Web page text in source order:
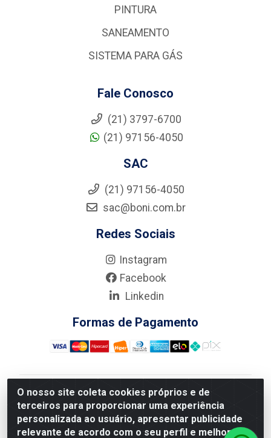
O nosso site coleta cookies próprios e de
terceiros para proporcionar uma experiência
personalizada ao usuário, apresentar publicidade
relevante de acordo com o seu perfil e melhorar a
PINTURA
SANEAMENTO
SISTEMA PARA GÁS
Fale Conosco
(21) 3797-6700
(21) 97156-4050
SAC
(21) 97156-4050
sac@boni.com.br
Redes Sociais
Instagram
Facebook
Linkedin
Formas de Pagamento
Nova Boni Distribuidora de Material de Construção LTDA
- Rua Alice Tibiriçá, 330 - Vila Da Penha, Rio de
Janeiro/RJ - CEP: 21.210-110 - CNPJ: 11.003.135/0001-
27